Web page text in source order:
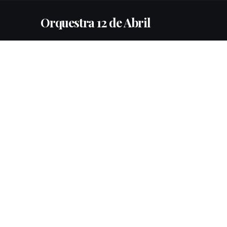
Orquestra 12 de Abril